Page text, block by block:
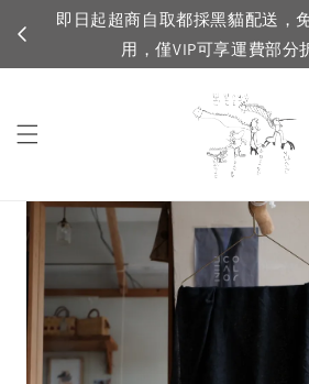
取都採黑貓配送，免運優惠不適
僅VIP可享運費部分折扣